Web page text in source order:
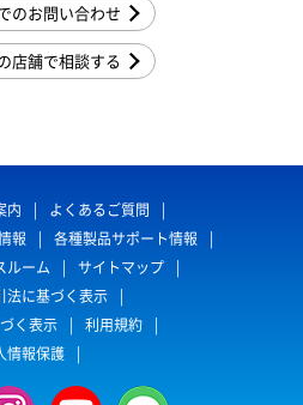
のお問い合わせ
店舗で相談する
内
よくあるご質問
報
各種製品サポート情報
ルーム
サイトマップ
法に基づく表示
く表示
利用規約
情報保護